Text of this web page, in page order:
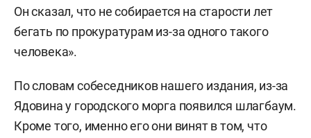
Он сказал, что не собирается на старости лет
бегать по прокуратурам из-за одного такого
человека».
По словам собеседников нашего издания, из-за
Ядовина у городского морга появился шлагбаум.
Кроме того, именно его они винят в том, что